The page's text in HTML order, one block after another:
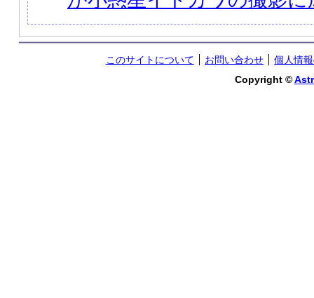
このサイトについて お問い合わせ
個人情
Copyright ©